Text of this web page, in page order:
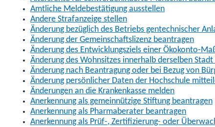
Amtliche Meldebestätigung ausstellen
Andere Strafanzeige stellen
Änderung bezüglich des Betriebs gentechnischer
Änderung der Gemeinschaftslizenz beantragen
Änderung des Entwicklungsziels einer Ökokonto-
Änderung des Wohnsitzes innerhalb derselben
Änderung nach Beantragung oder bei Bezug von
Änderung persönlicher Daten der Hochschule
Änderungen an die Krankenkasse melden
Anerkennung als gemeinnützige Stiftung beantragen
Anerkennung als Pharmaberater beantragen
Anerkennung als Prüf-, Zertifizierung- oder